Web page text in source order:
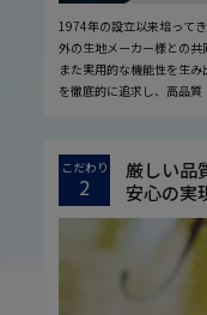
1974年の設立以来培って
外の生地メーカー様との共
また実用的な機能性を生
を徹底的に追求し、高品
こだわり
2
厳しい品
安心の実